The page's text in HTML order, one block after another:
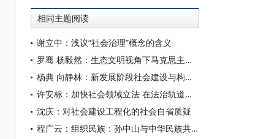
相同主题阅读
谢立中：浅议“社会治理”概念的含义
罗骞 杨毅然：生态文明视角下马克思主义理论创新的三重维度
杨典 向静林：新发展阶段社会建设与构建新发展格局
许安标：加快社会领域立法 在法治轨道上加强社会建设
沈庆：对社会建设工程化的社会自省质疑
程广云：组织民族：孙中山与中华民族共同体